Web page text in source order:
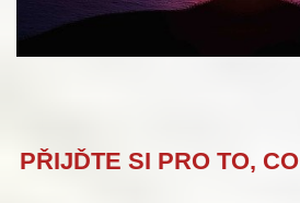
PŘIJĎTE SI PRO TO,